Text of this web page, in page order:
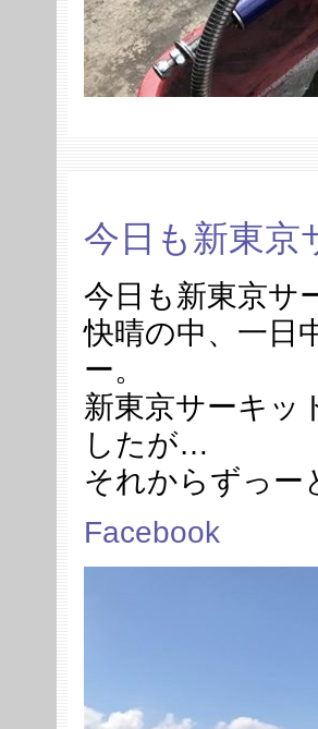
今日も新東京
今日も新東京サ
快晴の中、一日
ー。
新東京サーキッ
したが…
それからずっー
Facebook